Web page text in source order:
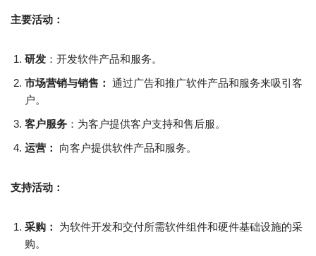
主要活动：
研发 ：开发软件产品和服务。
市场营销与销售： 通过广告和推广软件产品和服务来吸引客
户。
客户服务 ：为客户提供客户支持和售后服。
运营：
向客户提供软件产品和服务。
支持活动：
采购：
为软件开发和交付所需软件组件和硬件基础设施的采
购。